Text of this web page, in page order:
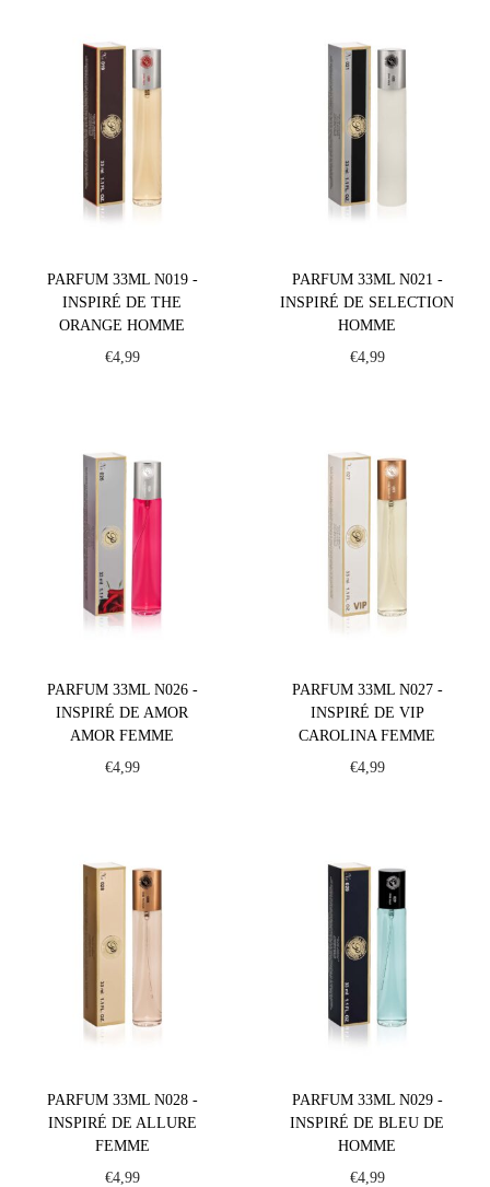
PARFUM 33ML N019 -
INSPIRÉ DE THE
ORANGE HOMME
€4,99
PARFUM 33ML N021 -
INSPIRÉ DE SELECTION
HOMME
€4,99
PARFUM 33ML N026 -
INSPIRÉ DE AMOR
AMOR FEMME
€4,99
PARFUM 33ML N027 -
INSPIRÉ DE VIP
CAROLINA FEMME
€4,99
PARFUM 33ML N028 -
INSPIRÉ DE ALLURE
FEMME
€4,99
PARFUM 33ML N029 -
INSPIRÉ DE BLEU DE
HOMME
€4,99